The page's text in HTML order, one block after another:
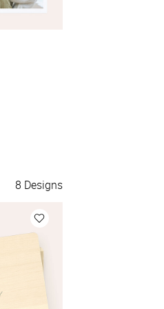
8 Designs